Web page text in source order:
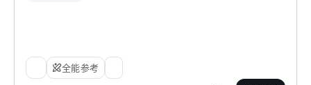
全能参考